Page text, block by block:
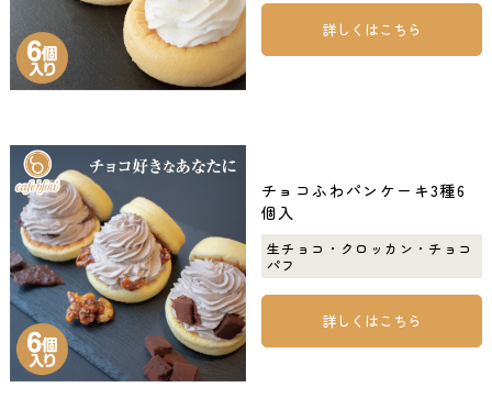
詳しくはこちら
チョコふわパンケーキ3種6
個入
生チョコ・クロッカン・チョコ
パフ
詳しくはこちら